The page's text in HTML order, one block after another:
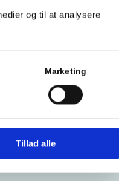
og til at analysere
Marketing
Tillad alle
Glostrup